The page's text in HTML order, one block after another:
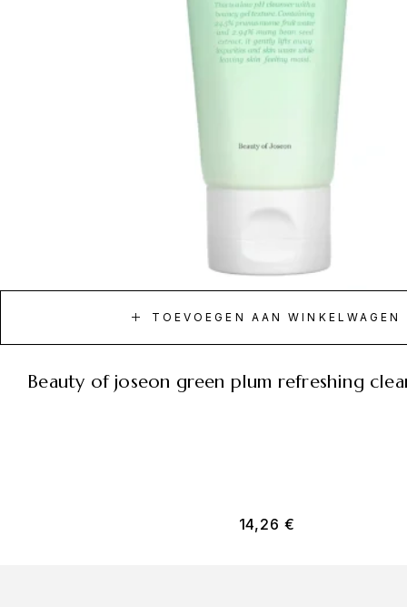
TOEVOEGEN AAN WINKELWAGEN
beauty of joseon green plum refreshing
14,26 €